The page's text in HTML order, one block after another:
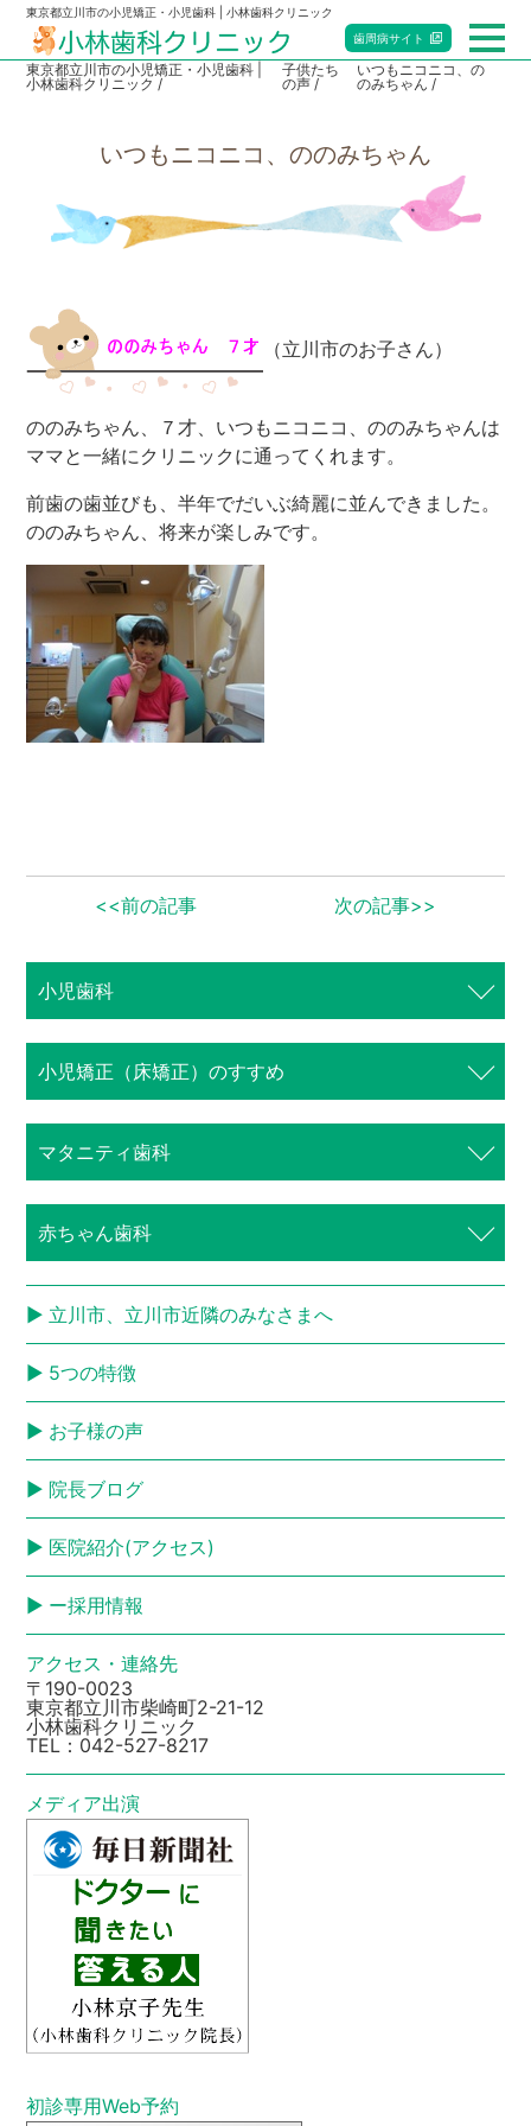
東京都立川市の小児矯正・小児歯科 | 小林歯科クリニック
歯周病サイト
赤ちゃん歯科
当院のご案内
歯周病専門サイト
東京都立川市の小児矯正・小児歯科 |
小林歯科クリニック
子供たち
の声
いつもニコニコ、の
のみちゃん
いつもニコニコ、ののみちゃん
（立川市のお子さん）
ののみちゃん、７才、いつもニコニコ、ののみちゃんは
ママと一緒にクリニックに通ってくれます。
前歯の歯並びも、半年でだいぶ綺麗に並んできました。
ののみちゃん、将来が楽しみです。
<<前の記事 次の記事>>
小児歯科
⼩児矯正（床矯正）のすすめ
マタニティ歯科
赤ちゃん歯科
立川市、立川市近隣のみなさまへ
5つの特徴
お子様の声
院長ブログ
医院紹介(アクセス)
ー採用情報
アクセス・連絡先
〒190-0023
東京都立川市柴崎町2-21-12
小林歯科クリニック
TEL： 042-527-8217
メディア出演
初診専⽤Web予約